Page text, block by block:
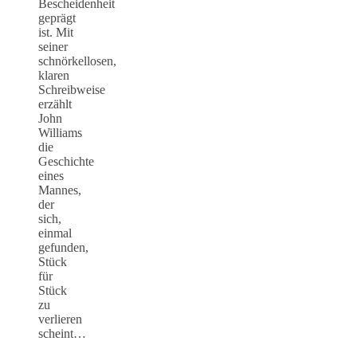
Bescheidenheit
geprägt
ist. Mit
seiner
schnörkellosen,
klaren
Schreibweise
erzählt
John
Williams
die
Geschichte
eines
Mannes,
der
sich,
einmal
gefunden,
Stück
für
Stück
zu
verlieren
scheint…